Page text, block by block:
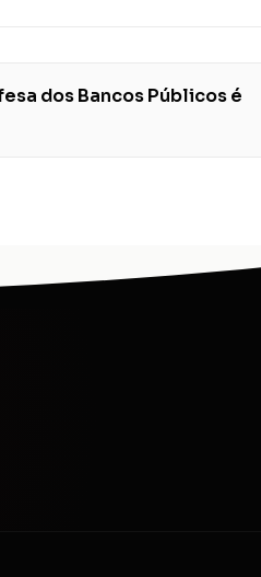
dos Bancos Públicos é